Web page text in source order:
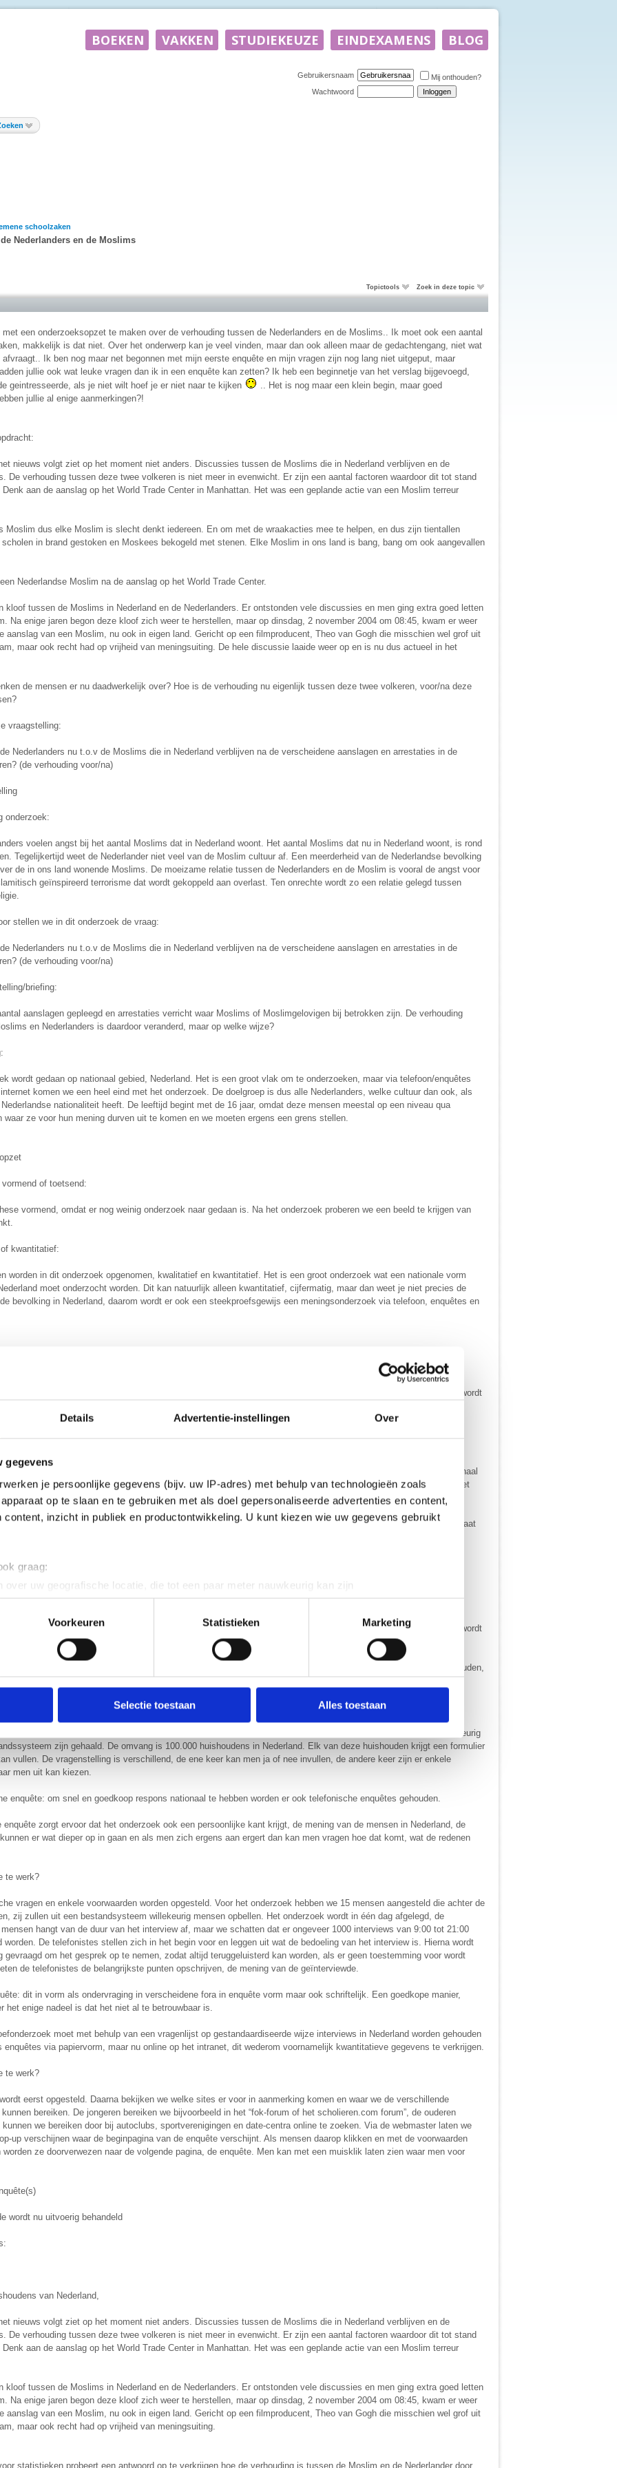
Details Advertentie-instellingen Over
gegevens
je persoonlijke gegevens (bijv. uw IP-adres) met behulp van technologieën zoals
op te slaan en te gebruiken met als doel gepersonaliseerde advertenties en content,
content, inzicht in publiek en productontwikkeling. U kunt kiezen wie uw gegevens gebruikt
graag:
over uw geografische locatie, die tot een paar meter nauwkeurig kan zijn
door het actief te scannen op specifieke eigenschappen (fingerprinting)
gegevens worden verwerkt en stel uw voorkeuren in het
detailgedeeltein. U kunt uw
Ook delen we informatie over jouw gebruik van onze site met onze partners voor social
Deze partners kunnen deze gegevens combineren met andere informatie die je aan ze hebt
op basis van jouw gebruik van hun services.
die uw gegevens kunnen ontvangen en verwerken.
Voorkeuren Statistieken Marketing
Selectie toestaan Alles toestaan
Gebruikersnaam
Mij onthouden?
Wachtwoord
schoolzaken
Nederlanders en de Moslims
Topictools Zoek in deze topic
met een onderzoeksopzet te maken over de verhouding tussen de Nederlanders en de Moslims.. Ik moet ook een aantal
makkelijk is dat niet. Over het onderwerp kan je veel vinden, maar dan ook alleen maar de gedachtengang, niet wat
afvraagt.. Ik ben nog maar net begonnen met mijn eerste enquête en mijn vragen zijn nog lang niet uitgeput, maar
jullie ook wat leuke vragen dan ik in een enquête kan zetten? Ik heb een beginnetje van het verslag bijgevoegd,
geintresseerde, als je niet wilt hoef je er niet naar te kijken
.. Het is nog maar een klein begin, maar goed
jullie al enige aanmerkingen?!
nieuws volgt ziet op het moment niet anders. Discussies tussen de Moslims die in Nederland verblijven en de
De verhouding tussen deze twee volkeren is niet meer in evenwicht. Er zijn een aantal factoren waardoor dit tot stand
aan de aanslag op het World Trade Center in Manhattan. Het was een geplande actie van een Moslim terreur
Moslim dus elke Moslim is slecht denkt iedereen. En om met de wraakacties mee te helpen, en dus zijn tientallen
scholen in brand gestoken en Moskees bekogeld met stenen. Elke Moslim in ons land is bang, bang om ook aangevallen
Nederlandse Moslim na de aanslag op het World Trade Center.
kloof tussen de Moslims in Nederland en de Nederlanders. Er ontstonden vele discussies en men ging extra goed letten
Na enige jaren begon deze kloof zich weer te herstellen, maar op dinsdag, 2 november 2004 om 08:45, kwam er weer
aanslag van een Moslim, nu ook in eigen land. Gericht op een filmproducent, Theo van Gogh die misschien wel grof uit
maar ook recht had op vrijheid van meningsuiting. De hele discussie laaide weer op en is nu dus actueel in het
de mensen er nu daadwerkelijk over? Hoe is de verhouding nu eigenlijk tussen deze twee volkeren, voor/na deze
vraagstelling:
Nederlanders nu t.o.v de Moslims die in Nederland verblijven na de verscheidene aanslagen en arrestaties in de
(de verhouding voor/na)
onderzoek:
voelen angst bij het aantal Moslims dat in Nederland woont. Het aantal Moslims dat nu in Nederland woont, is rond
Tegelijkertijd weet de Nederlander niet veel van de Moslim cultuur af. Een meerderheid van de Nederlandse bevolking
de in ons land wonende Moslims. De moeizame relatie tussen de Nederlanders en de Moslim is vooral de angst voor
geïnspireerd terrorisme dat wordt gekoppeld aan overlast. Ten onrechte wordt zo een relatie gelegd tussen
stellen we in dit onderzoek de vraag:
Nederlanders nu t.o.v de Moslims die in Nederland verblijven na de verscheidene aanslagen en arrestaties in de
(de verhouding voor/na)
briefing:
aanslagen gepleegd en arrestaties verricht waar Moslims of Moslimgelovigen bij betrokken zijn. De verhouding
en Nederlanders is daardoor veranderd, maar op welke wijze?
wordt gedaan op nationaal gebied, Nederland. Het is een groot vlak om te onderzoeken, maar via telefoon/enquêtes
komen we een heel eind met het onderzoek. De doelgroep is dus alle Nederlanders, welke cultuur dan ook, als
Nederlandse nationaliteit heeft. De leeftijd begint met de 16 jaar, omdat deze mensen meestal op een niveau qua
waar ze voor hun mening durven uit te komen en we moeten ergens een grens stellen.
of toetsend:
vormend, omdat er nog weinig onderzoek naar gedaan is. Na het onderzoek proberen we een beeld te krijgen van
kwantitatief:
worden in dit onderzoek opgenomen, kwalitatief en kwantitatief. Het is een groot onderzoek wat een nationale vorm
moet onderzocht worden. Dit kan natuurlijk alleen kwantitatief, cijfermatig, maar dan weet je niet precies de
bevolking in Nederland, daarom wordt er ook een steekproefsgewijs een meningsonderzoek via telefoon, enquêtes en
steekproefonderzoek waarbij met behulp van een vragenlijst op gestandaardiseerde wijze interviews in Nederland wordt
enquête: om snel en goedkoop respons nationaal te hebben worden er ook telefonische enquêtes gehouden.
kan je niet regionaal bekijken, omdat elke buurt/omgeving er anders over denkt. Het onderzoek moet daarom nationaal
Het is niet makkelijk en de gekozen methoden zijn niet de betrouwbaarste maar het zijn wel de onderzoeken met
respons, daarbij komt ook nog eens dat de kosten laag zijn.
wel helpt in het onderzoek is dat vele mensen nieuwsgierig zijn wat er nou met hun landgenoten door hun hoofd gaat
de laatste tijd en misschien wel helpt tot betere medewerking.
steekproefonderzoek waarbij met behulp van een vragenlijst op gestandaardiseerde wijze interviews in Nederland wordt
voornamelijk kwantitatieve gegevens te verkrijgen.
moet met behulp van een vragenlijst op gestandaardiseerde wijze interviews in Nederland worden gehouden,
te werk?
wordt eerst opgesteld. De enquête zal via post in envelop worden verstuurd, naar geadresseerde personen die willekeurig
zijn gehaald. De omvang is 100.000 huishoudens in Nederland. Elk van deze huishouden krijgt een formulier
vullen. De vragenstelling is verschillend, de ene keer kan men ja of nee invullen, de andere keer zijn er enkele
men uit kan kiezen.
enquête: om snel en goedkoop respons nationaal te hebben worden er ook telefonische enquêtes gehouden.
enquête zorgt ervoor dat het onderzoek ook een persoonlijke kant krijgt, de mening van de mensen in Nederland, de
er wat dieper op in gaan en als men zich ergens aan ergert dan kan men vragen hoe dat komt, wat de redenen
te werk?
vragen en enkele voorwaarden worden opgesteld. Voor het onderzoek hebben we 15 mensen aangesteld die achter de
zij zullen uit een bestandsysteem willekeurig mensen opbellen. Het onderzoek wordt in één dag afgelegd, de
mensen hangt van de duur van het interview af, maar we schatten dat er ongeveer 1000 interviews van 9:00 tot 21:00
worden. De telefonistes stellen zich in het begin voor en leggen uit wat de bedoeling van het interview is. Hierna wordt
gevraagd om het gesprek op te nemen, zodat altijd teruggeluisterd kan worden, als er geen toestemming voor wordt
de telefonistes de belangrijkste punten opschrijven, de mening van de geïnterviewde.
dit in vorm als ondervraging in verscheidene fora in enquête vorm maar ook schriftelijk. Een goedkope manier,
het enige nadeel is dat het niet al te betrouwbaar is.
moet met behulp van een vragenlijst op gestandaardiseerde wijze interviews in Nederland worden gehouden
enquêtes via papiervorm, maar nu online op het intranet, dit wederom voornamelijk kwantitatieve gegevens te verkrijgen.
te werk?
eerst opgesteld. Daarna bekijken we welke sites er voor in aanmerking komen en waar we de verschillende
kunnen bereiken. De jongeren bereiken we bijvoorbeeld in het “fok-forum of het scholieren.com forum”, de ouderen
kunnen we bereiken door bij autoclubs, sportverenigingen en date-centra online te zoeken. Via de webmaster laten we
up verschijnen waar de beginpagina van de enquête verschijnt. Als mensen daarop klikken en met de voorwaarden
worden ze doorverwezen naar de volgende pagina, de enquête. Men kan met een muisklik laten zien waar men voor
wordt nu uitvoerig behandeld
van Nederland,
nieuws volgt ziet op het moment niet anders. Discussies tussen de Moslims die in Nederland verblijven en de
De verhouding tussen deze twee volkeren is niet meer in evenwicht. Er zijn een aantal factoren waardoor dit tot stand
aan de aanslag op het World Trade Center in Manhattan. Het was een geplande actie van een Moslim terreur
kloof tussen de Moslims in Nederland en de Nederlanders. Er ontstonden vele discussies en men ging extra goed letten
Na enige jaren begon deze kloof zich weer te herstellen, maar op dinsdag, 2 november 2004 om 08:45, kwam er weer
aanslag van een Moslim, nu ook in eigen land. Gericht op een filmproducent, Theo van Gogh die misschien wel grof uit
maar ook recht had op vrijheid van meningsuiting.
statistieken probeert een antwoord op te verkrijgen hoe de verhouding is tussen de Moslim en de Nederlander door